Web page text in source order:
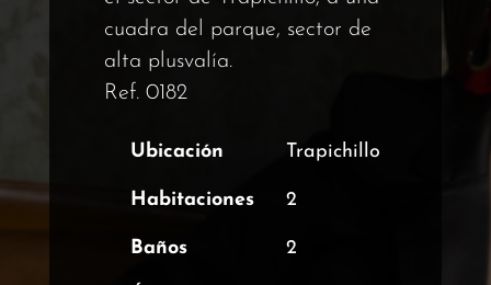
cuadra del parque, sector de
alta plusvalía.
Ref. 0182
Ubicación Trapichillo
Habitaciones 2
Baños 2